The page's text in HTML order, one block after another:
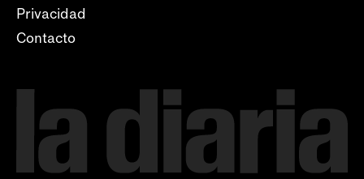
Privacidad
Contacto